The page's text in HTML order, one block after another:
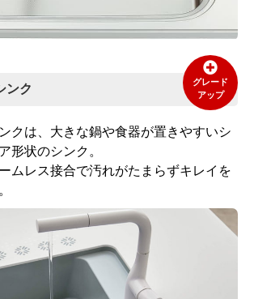
ンク
グレード
アップ
クは、大きな鍋や食器が置きやすいシ
形状のシンク。
ムレス接合で汚れがたまらずキレイを